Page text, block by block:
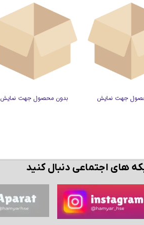
بدون محصول جهت نمایش جهت نمایش
های اجتماعی دنبال کنید